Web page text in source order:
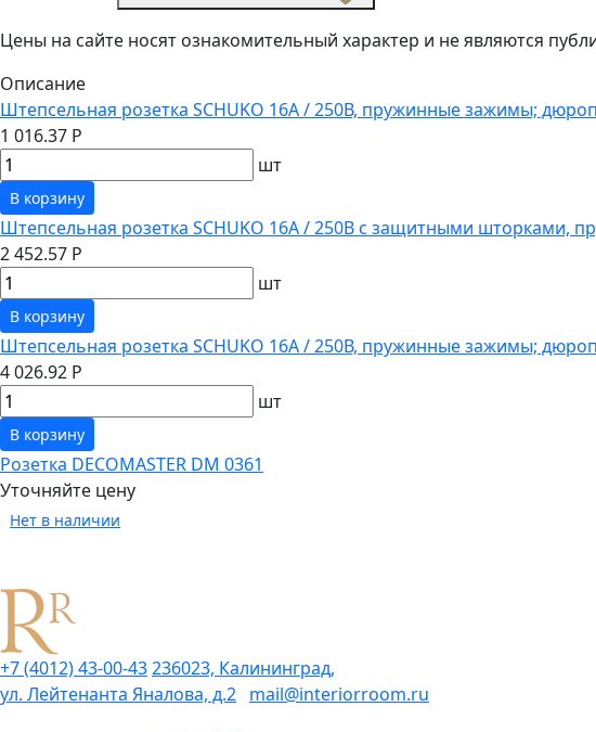
Цены на сайте носят ознакомительный характер и не являются
Описание
Штепсельная розетка SCHUKO 16А / 250В, пружинные зажимы;
1 016.37 Р
шт
В корзину
Штепсельная розетка SCHUKO 16А / 250В с защитными шторками,
2 452.57 Р
шт
В корзину
Штепсельная розетка SCHUKO 16А / 250В, пружинные зажимы;
4 026.92 Р
шт
В корзину
Розетка DECOMASTER DM 0361
Уточняйте цену
Нет в наличии
+7 (4012) 43-00-43236023, Калининград,
ул. Лейтенанта Яналова, д.2 mail@interiorroom.ru